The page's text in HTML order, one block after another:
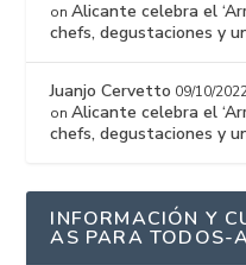
onAlicante celebra el
chefs, degustaciones y
Juanjo Cervetto 09/10/
onAlicante celebra el
chefs, degustaciones y
INFORMACIÓN Y
AS PARA TODOS-